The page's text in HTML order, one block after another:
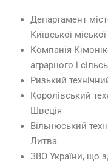
Департамент
Київської
Компанія
аграрного і
Ризький
Королівський
Швеція
Вільнюський
Литва
ЗВО України, що